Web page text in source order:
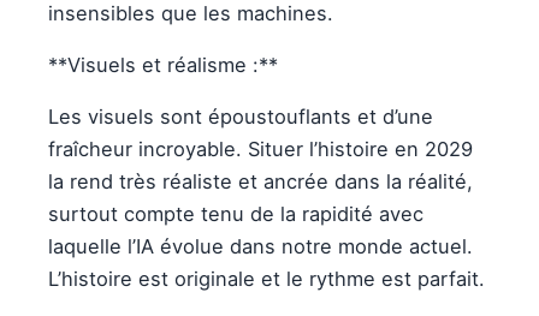
insensibles que les machines.
**Visuels et réalisme :**
Les visuels sont époustouflants et d’une
fraîcheur incroyable. Situer l’histoire en 2029
la rend très réaliste et ancrée dans la réalité,
surtout compte tenu de la rapidité avec
laquelle l’IA évolue dans notre monde actuel.
L’histoire est originale et le rythme est parfait.